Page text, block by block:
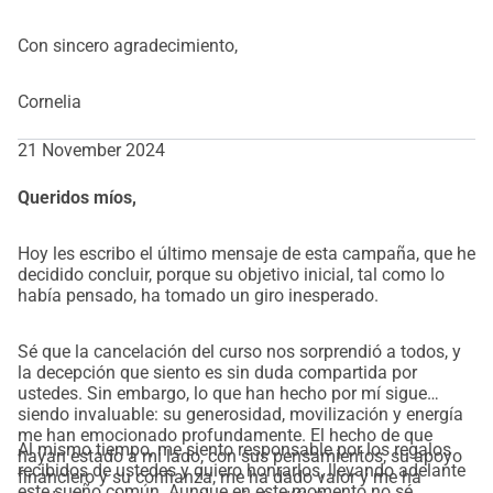
Ayúdame a apoyar a las familias jóvenes: un viaje hacia
Siento que estoy al borde de una nueva etapa importante
en mi vida y quizás no sea una casualidad que muy pronto
Ahora, mi mayor deseo es responder al llamado de
que dan a luz, a los bebés y a las familias jóvenes.
Y justo ahora se me ha presentado una oportunidad única
en la vida para participar en un curso extraordinario,
que me permitirá aportar más ternura, apoyo, seguridad y
amor a la vida de las familias que nos rodean.
Este curso se llevará a cabo en noviembre, en un lugar
maravilloso en el corazón de las tierras de la tribu Makah,
bajo la orientación de una partera tradicional, conectada a
Con sincero agradecimiento,
Cornelia
21 November 2024
Queridos míos,
Hoy les escribo el último mensaje de esta campaña, que he
decidido concluir, porque su objetivo inicial, tal como lo
había pensado, ha tomado un giro inesperado.
Sé que la cancelación del curso nos sorprendió a todos, y
la decepción que siento es sin duda compartida por
ustedes. Sin embargo, lo que han hecho por mí sigue
siendo invaluable: su generosidad, movilización y energía
me han emocionado profundamente. El hecho de que
hayan estado a mi lado, con sus pensamientos, su apoyo
financiero y su confianza, me ha dado valor y me ha
Al mismo tiempo, me siento responsable por los regalos
recibidos de ustedes y quiero honrarlos, llevando adelante